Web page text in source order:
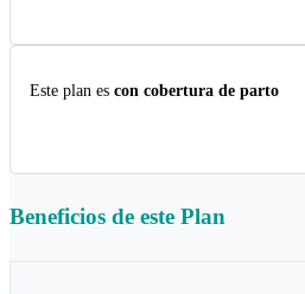
Este plan es con cobertura de parto
Beneficios de este Plan